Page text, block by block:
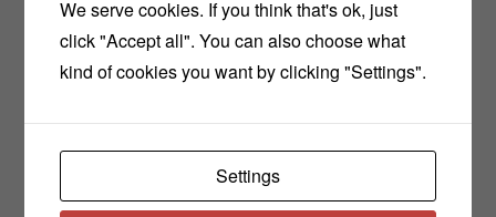
μεταμόρφωση, δίψα για εξουσία κι χρήμα,
ερωτικό πάθος, μεταμόρφωση,
απεγκλωβισμός και αγώνας για επιβίωση,
ορμή και έκφραση
– Κρόνος – πειθαρχία, όρια,
We serve cookies. If you think that's ok, just
click "Accept all". You can also choose what
kind of cookies you want by clicking "Settings".
Settings